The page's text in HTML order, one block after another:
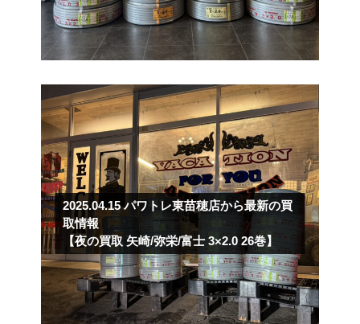
2025.04.15パワトレ東苗穂店から最新の買
取情報
【夜の買取 矢崎/弥栄/富士 3×2.0 26巻】